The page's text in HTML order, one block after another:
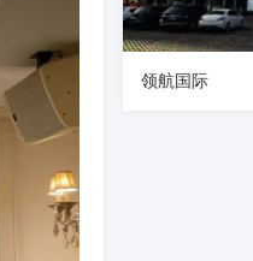
领航国际